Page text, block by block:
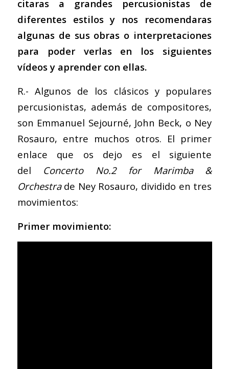
citaras a grandes percusionistas de
diferentes estilos y nos recomendaras
algunas de sus obras o interpretaciones
para poder verlas en los siguientes
vídeos y aprender con ellas.
R.- Algunos de los clásicos y populares
percusionistas, además de compositores,
son Emmanuel Sejourné, John Beck, o Ney
Rosauro, entre muchos otros. El primer
enlace que os dejo es el siguiente
del Concerto No.2 for Marimba &
Orchestrade Ney Rosauro, dividido en tres
movimientos:
Primer movimiento: